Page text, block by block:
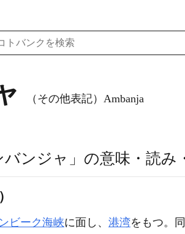
（その他表記）Ambanja
バンジャ」の意味・読み
ビーク海峡に面し、 港湾をもつ。